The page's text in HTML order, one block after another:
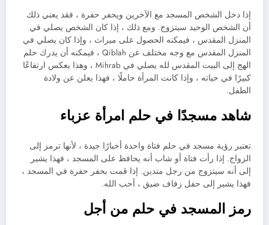
إذا دخل الشخص المسجد مع الآخرين ويحفر حفرة ، فقد يعني ذلك
أن الشخص الوحيد سيتزوج. ومع ذلك ، إذا كان الشخص يصلي في
المنزل المقدس ، فيمكنه الحصول على ميراث ، وإذا كان يصلي في
المنزل المقدس مع وجه مختلف عن Qiblah ، فيمكنه أن يدرك حلم
الهج إلى البيت المقدس لله يصلي في Mihrab ، وهذا يعكس ارتفاعًا
كبيرًا في حياته ، وإذا كانت المرأة حاملًا ، فهذا يعلن عن ولادة
الطفل.
شاهد مسجدًا في حلم امرأة عزباء
تعتبر رؤية مسجد في حلم فتاة واحدة أخبارًا جيدة ، لأنها ترمز إلى
الزواج. إذا رأت فتاة أو شاب أنه يحافظ على المسجد ، فهذا يشير
إلى أنه سيتزوج من رجل متدين. إذا قمت بحفر حفرة في المسجد ،
فهذا يشير إلى حفل زفاف ضيق ، أحب الله.
رمز المسجد في حلم من أجل